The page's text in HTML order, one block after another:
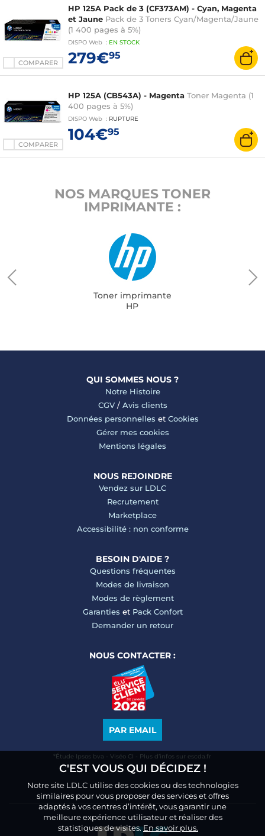
COMPARER
HP 125A Pack de 3 (CF373AM) - Cyan, Magenta
et Jaune Pack de 3 Toners Cyan/Magenta/Jaune
(1 400 pages à 5%)
DISPO Web : EN STOCK
279€95
COMPARER
HP 125A (CB543A) - Magenta Toner Magenta (1
400 pages à 5%)
DISPO Web : RUPTURE
104€95
NOS MARQUES TONER
IMPRIMANTE :
Toner imprimante
HP
QUI SOMMES NOUS ?
Notre Histoire
CGV/ Avis clients
Données personnelles et Cookies
Gérer mes cookies
Mentions légales
NOUS REJOINDRE
Vendez sur LDLC
Recrutement
Marketplace
Accessibilité : non conforme
BESOIN D'AIDE ?
Questions fréquentes
Modes de livraison
Modes de règlement
Garanties et Pack Confort
Demander un retour
NOUS CONTACTER :
PAR EMAIL
*Étude Ipsos bva - Viséo CI - Plus d’infos sur escda.fr
C'EST VOUS QUI DÉCIDEZ !
Notre site LDLC utilise des cookies ou des technologies
similaires pour vous proposer des services et offres
adaptés à vos centres d’intérêt, vous garantir une
meilleure expérience utilisateur et réaliser des
statistiques de visites.En savoir plus.